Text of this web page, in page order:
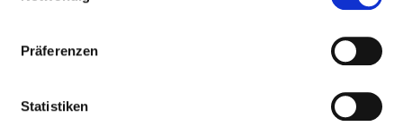
Präferenzen
Statistiken
KOOPERATION MIT DER UNIVERSITÄT
REGENSBURG (KLINIK ST. HEDWIG)